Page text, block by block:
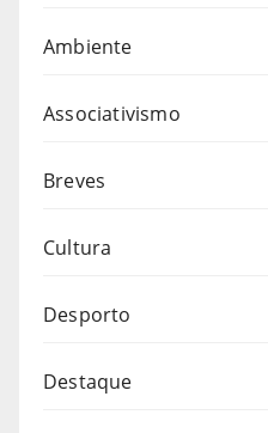
Ambiente
Associativismo
Breves
Cultura
Desporto
Destaque